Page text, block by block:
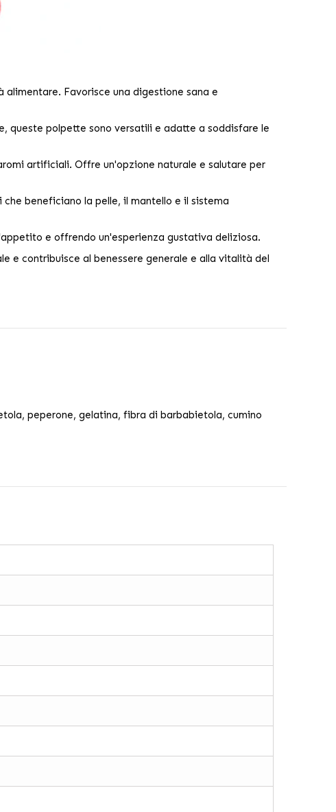
Favorisce una digestione sana e
queste polpette sono versatili e adatte a soddisfare le
artificiali. Offre un'opzione naturale e salutare per
beneficiano la pelle, il mantello e il sistema
e offrendo un'esperienza gustativa deliziosa.
e contribuisce al benessere generale e alla vitalità del
peperone, gelatina, fibra di barbabietola, cumino